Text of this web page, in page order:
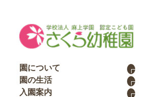
園について
園の生活
入園案内